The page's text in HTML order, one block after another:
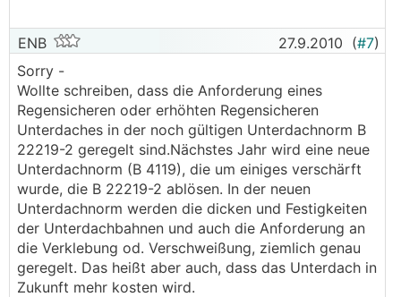
ENB 27.9.2010 (#7)
Sorry -
Wollte schreiben, dass die Anforderung eines
Regensicheren oder erhöhten Regensicheren
Unterdaches in der noch gültigen Unterdachnorm B
22219-2 geregelt sind.Nächstes Jahr wird eine neue
Unterdachnorm (B 4119), die um einiges verschärft
wurde, die B 22219-2 ablösen. In der neuen
Unterdachnorm werden die dicken und Festigkeiten
der Unterdachbahnen und auch die Anforderung an
die Verklebung od. Verschweißung, ziemlich genau
geregelt. Das heißt aber auch, dass das Unterdach in
Zukunft mehr kosten wird.